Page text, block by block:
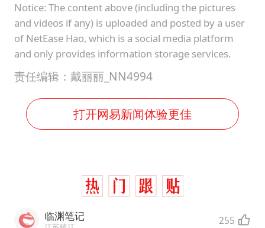
Notice: The content above (including the pictures
and videos if any) is uploaded and posted by a user
of NetEase Hao, which is a social media platform
and only provides information storage services.
责任编辑：戴丽丽_NN4994
打开网易新闻体验更佳
临渊笔记 255